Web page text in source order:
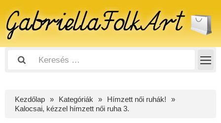
Kezdőlap Kategóriák
Hímzett női ruhák!
Kalocsai, kézzel hímzett női ruha 3.